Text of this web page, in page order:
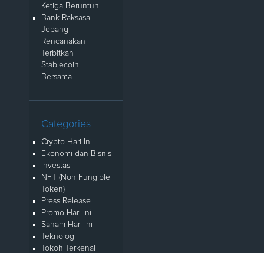
Ketiga Beruntun
Bank Raksasa
Jepang
Rencanakan
Terbitkan
Stablecoin
Bersama
Categories
Crypto Hari Ini
Ekonomi dan Bisnis
Investasi
NFT (Non Fungible
Token)
Press Release
Promo Hari Ini
Saham Hari Ini
Teknologi
Tokoh Terkenal